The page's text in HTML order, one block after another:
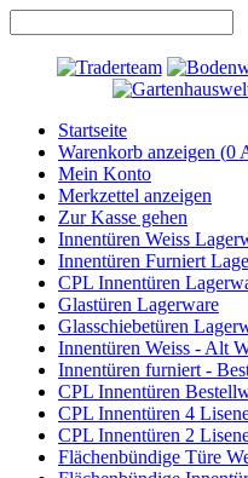
Startseite
Warenkorb anzeigen (0
Mein Konto
Merkzettel anzeigen
Zur Kasse gehen
Innentüren Weiss
Innentüren Furniert
CPL Innentüren
Glastüren Lagerware
Glasschiebetüren
Innentüren Weiss - Alt
Innentüren furniert -
CPL Innentüren
CPL Innentüren 4
CPL Innentüren 2
Flächenbündige Türe